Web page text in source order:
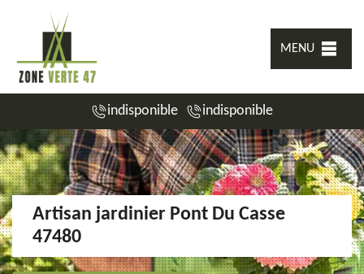
MENU
indisponible indisponible
Artisan jardinier Pont Du Casse
47480